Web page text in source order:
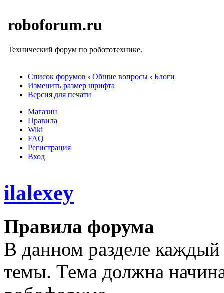
roboforum.ru
Технический форум по робототехнике.
Список форумов ‹ Общие вопросы ‹ Блоги
Изменить размер шрифта
Версия для печати
Магазин
Правила
Wiki
FAQ
Регистрация
Вход
ilalexey
Правила форума
В данном разделе
темы. Тема должна